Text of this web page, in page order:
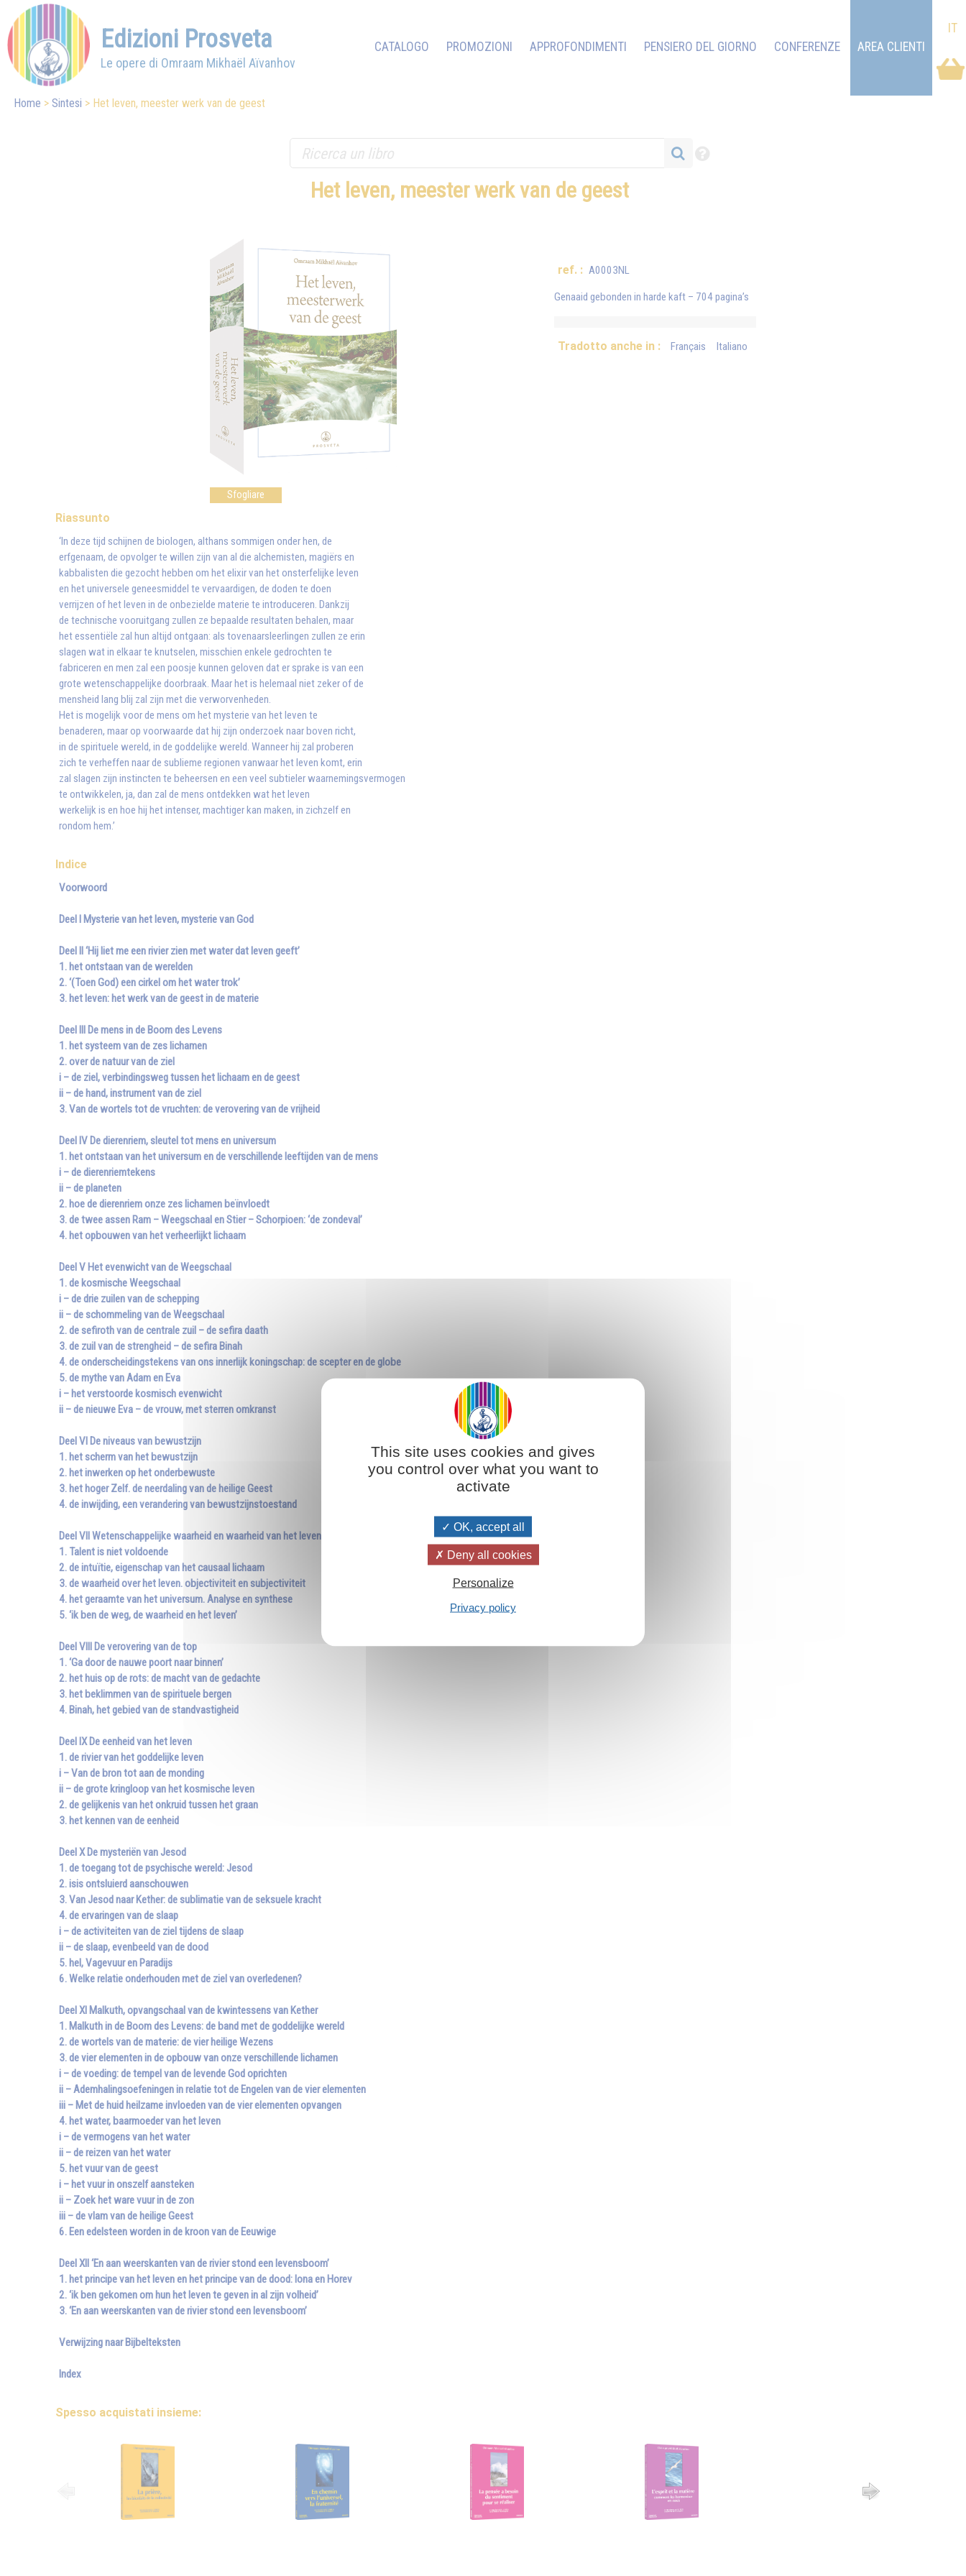
Edizioni Prosveta
Le opere di Omraam Mikhaël Aïvanhov
CATALOGO PROMOZIONI APPROFONDIMENTI PENSIERO DEL GIORNO CONFERENZE AREA CLIENTI
IT
Home Sintesi Het leven, meester werk van de geest
Het leven, meester werk van de geest
Sfogliare
ref. : A0003NL
Genaaid gebonden in harde kaft – 704 pagina’s
Tradotto anche in : Français Italiano
Riassunto
‘In deze tijd schijnen de biologen, althans sommigen onder hen, de
erfgenaam, de opvolger te willen zijn van al die alchemisten, magiërs en
kabbalisten die gezocht hebben om het elixir van het onsterfelijke leven
en het universele geneesmiddel te vervaardigen, de doden te doen
verrijzen of het leven in de onbezielde materie te introduceren. Dankzij
de technische vooruitgang zullen ze bepaalde resultaten behalen, maar
het essentiële zal hun altijd ontgaan: als tovenaarsleerlingen zullen ze erin
slagen wat in elkaar te knutselen, misschien enkele gedrochten te
fabriceren en men zal een poosje kunnen geloven dat er sprake is van een
grote wetenschappelijke doorbraak. Maar het is helemaal niet zeker of de
mensheid lang blij zal zijn met die verworvenheden.
Het is mogelijk voor de mens om het mysterie van het leven te
benaderen, maar op voorwaarde dat hij zijn onderzoek naar boven richt,
in de spirituele wereld, in de goddelijke wereld. Wanneer hij zal proberen
zich te verheffen naar de sublieme regionen vanwaar het leven komt, erin
zal slagen zijn instincten te beheersen en een veel subtieler waarnemingsvermogen
te ontwikkelen, ja, dan zal de mens ontdekken wat het leven
werkelijk is en hoe hij het intenser, machtiger kan maken, in zichzelf en
rondom hem.’
Indice
Voorwoord
Deel I Mysterie van het leven, mysterie van God
Deel II ‘Hij liet me een rivier zien met water dat leven geeft’
1. het ontstaan van de werelden
2. ‘(Toen God) een cirkel om het water trok’
3. het leven: het werk van de geest in de materie
Deel III De mens in de Boom des Levens
1. het systeem van de zes lichamen
2. over de natuur van de ziel
i – de ziel, verbindingsweg tussen het lichaam en de geest
ii – de hand, instrument van de ziel
3. Van de wortels tot de vruchten: de verovering van de vrijheid
Deel IV De dierenriem, sleutel tot mens en universum
1. het ontstaan van het universum en de verschillende leeftijden van de mens
i – de dierenriemtekens
ii – de planeten
2. hoe de dierenriem onze zes lichamen beïnvloedt
3. de twee assen Ram – Weegschaal en Stier – Schorpioen: ‘de zondeval’
4. het opbouwen van het verheerlijkt lichaam
Deel V Het evenwicht van de Weegschaal
1. de kosmische Weegschaal
i – de drie zuilen van de schepping
ii – de schommeling van de Weegschaal
2. de sefiroth van de centrale zuil – de sefira daath
3. de zuil van de strengheid – de sefira Binah
4. de onderscheidingstekens van ons innerlijk koningschap: de scepter en de globe
5. de mythe van Adam en Eva
i – het verstoorde kosmisch evenwicht
ii – de nieuwe Eva – de vrouw, met sterren omkranst
Deel VI De niveaus van bewustzijn
1. het scherm van het bewustzijn
2. het inwerken op het onderbewuste
3. het hoger Zelf. de neerdaling van de heilige Geest
4. de inwijding, een verandering van bewustzijnstoestand
Deel VII Wetenschappelijke waarheid en waarheid van het leven
1. Talent is niet voldoende
2. de intuïtie, eigenschap van het causaal lichaam
3. de waarheid over het leven. objectiviteit en subjectiviteit
4. het geraamte van het universum. Analyse en synthese
5. ‘ik ben de weg, de waarheid en het leven’
Deel VIII De verovering van de top
1. ‘Ga door de nauwe poort naar binnen’
2. het huis op de rots: de macht van de gedachte
3. het beklimmen van de spirituele bergen
4. Binah, het gebied van de standvastigheid
Deel IX De eenheid van het leven
1. de rivier van het goddelijke leven
i – Van de bron tot aan de monding
ii – de grote kringloop van het kosmische leven
2. de gelijkenis van het onkruid tussen het graan
3. het kennen van de eenheid
Deel X De mysteriën van Jesod
1. de toegang tot de psychische wereld: Jesod
2. isis ontsluierd aanschouwen
3. Van Jesod naar Kether: de sublimatie van de seksuele kracht
4. de ervaringen van de slaap
i – de activiteiten van de ziel tijdens de slaap
ii – de slaap, evenbeeld van de dood
5. hel, Vagevuur en Paradijs
6. Welke relatie onderhouden met de ziel van overledenen?
Deel XI Malkuth, opvangschaal van de kwintessens van Kether
1. Malkuth in de Boom des Levens: de band met de goddelijke wereld
2. de wortels van de materie: de vier heilige Wezens
3. de vier elementen in de opbouw van onze verschillende lichamen
i – de voeding: de tempel van de levende God oprichten
ii – Ademhalingsoefeningen in relatie tot de Engelen van de vier elementen
iii – Met de huid heilzame invloeden van de vier elementen opvangen
4. het water, baarmoeder van het leven
i – de vermogens van het water
ii – de reizen van het water
5. het vuur van de geest
i – het vuur in onszelf aansteken
ii – Zoek het ware vuur in de zon
iii – de vlam van de heilige Geest
6. Een edelsteen worden in de kroon van de Eeuwige
Deel XII ‘En aan weerskanten van de rivier stond een levensboom’
1. het principe van het leven en het principe van de dood: Iona en Horev
2. ‘ik ben gekomen om hun het leven te geven in al zijn volheid’
3. ‘En aan weerskanten van de rivier stond een levensboom’
Verwijzing naar Bijbelteksten
Index
Spesso acquistati insieme:
This site uses cookies and gives
you control over what you want to
activate
OK, accept all
Deny all cookies
Personalize
Privacy policy